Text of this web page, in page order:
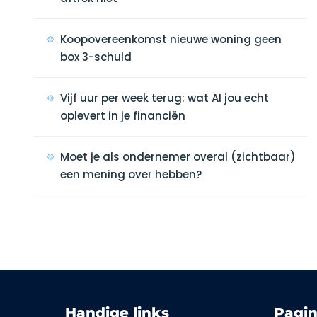
Koopovereenkomst nieuwe woning geen
box 3-schuld
Vijf uur per week terug: wat AI jou echt
oplevert in je financiën
Moet je als ondernemer overal (zichtbaar)
een mening over hebben?
Handige links